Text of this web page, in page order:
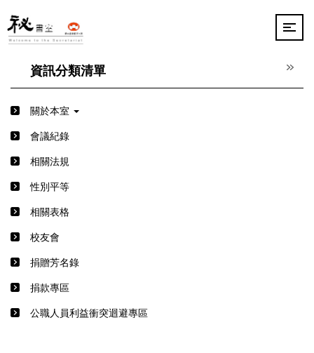
到
主
資訊分類清單
關於本室
會議紀錄
相關法規
性別平等
相關表格
校友會
捐贈芳名錄
捐款專區
公職人員利益衝突迴避專區